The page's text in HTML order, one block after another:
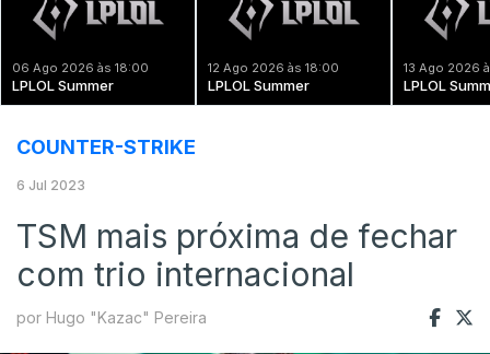
06 Ago 2026 às 18:00
LPLOL Summer
12 Ago 2026 às 18:00
LPLOL Summer
13 Ago 2026
LPLOL
COUNTER-STRIKE
6 Jul 2023
TSM mais próxima de fechar
com trio internacional
por Hugo "Kazac" Pereira